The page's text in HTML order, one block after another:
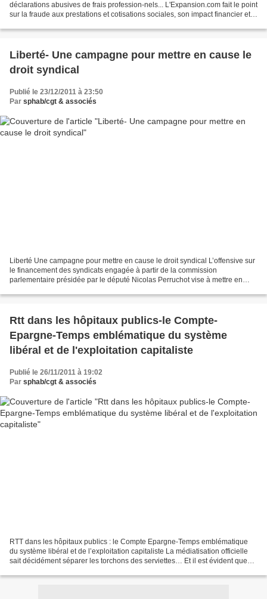
déclarations abusives de frais profession-nels... L'Expansion.com fait le point
sur la fraude aux prestations et cotisations sociales, son impact financier et
Liberté- Une campagne pour mettre en cause le
droit syndical
Publié le 23/12/2011 à 23:50
Par sphab/cgt & associés
Liberté Une campagne pour mettre en cause le droit syndical L’offensive sur
le financement des syndicats engagée à partir de la commission
parlementaire présidée par le député Nicolas Perruchot vise à mettre en
Rtt dans les hôpitaux publics-le Compte-
Epargne-Temps emblématique du système
libéral et de l'exploitation capitaliste
Publié le 26/11/2011 à 19:02
Par sphab/cgt & associés
RTT dans les hôpitaux publics : le Compte Epargne-Temps emblématique
du système libéral et de l’exploitation capitaliste La médiatisation officielle
sait décidément séparer les torchons des serviettes… Et il est évident que